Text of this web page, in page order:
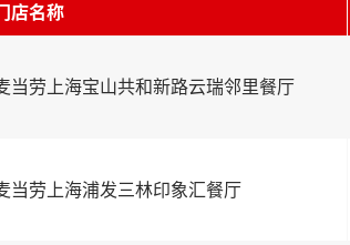
店名称
当劳上海宝山共和新路云瑞邻里餐厅
当劳上海浦发三林印象汇餐厅